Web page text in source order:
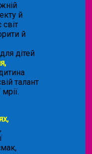
й
й
дітей
талант